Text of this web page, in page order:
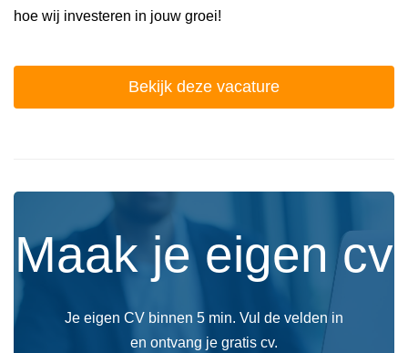
hoe wij investeren in jouw groei!
Bekijk deze vacature
Maak je eigen cv
Je eigen CV binnen 5 min. Vul de velden in
en ontvang je gratis cv.